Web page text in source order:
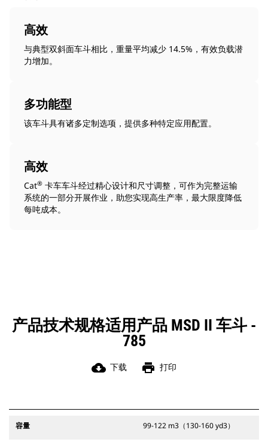
高效
与典型双斜面车斗相比，重量平均减少 14.5%，有效负载潜
力增加。
多功能型
该车斗具有诸多定制选项，提供多种特定应用配置。
高效
Cat® 卡车车斗经过精心设计和尺寸调整，可作为完整运输
系统的一部分开展作业，助您实现高生产率，最大限度降低
每吨成本。
产品技术规格适用产品 MSD II 车斗 -
785
cloud_download 下载 print 打印
容量 99-122 m3（130-160 yd3）